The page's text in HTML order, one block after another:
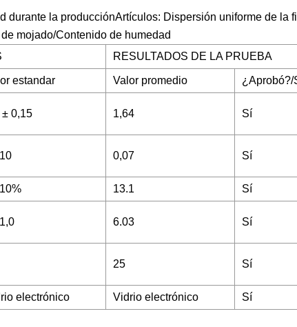
la producciónArtículos: Dispersión uniforme de la
mojado/Contenido de humedad
RESULTADOS DE LA PRUEBA
estandar Valor promedio ¿Aprobó?/
± 0,15 1,64 Sí
0,07 Sí
13.1 Sí
6.03 Sí
25 Sí
electrónico Vidrio electrónico Sí